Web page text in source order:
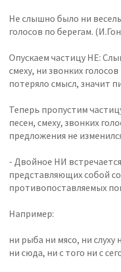
Не слышно было ни
голосов по берегам.
Опускаем частицу НЕ:
смеху, ни звонких
потеряло смысл, значит
Теперь пропустим
песен, смеху, звонких
предложения не
- Двойное НИ
представляющих собой
противопоставляемых
Например:
ни рыба ни мясо, ни слуху
ни сюда, ни с того ни с